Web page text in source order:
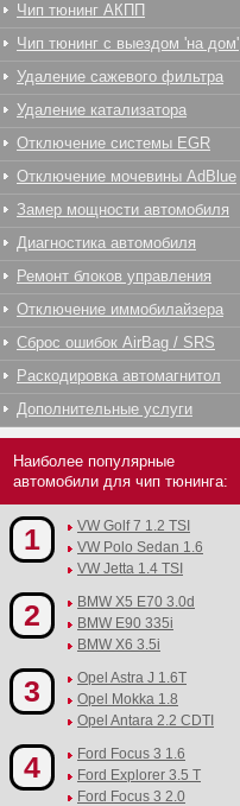
Чип тюнинг АКПП
Чип тюнинг с выездом 'на дом'
Удаление сажевого фильтра
Удаление катализатора
Отключение системы EGR
Отключение мочевины AdBlue
Замер мощности автомобиля
Диагностика автомобиля
Ремонт блоков управления
Отключение иммобилайзера
Сброс ошибок AirBag / SRS
Раскодировка автомагнитол
Дополнительные услуги
Наиболее популярные
автомобили для чип тюнинга:
1
VW Golf 7 1.2 TSI
VW Polo Sedan 1.6
VW Jetta 1.4 TSI
2
BMW X5 E70 3.0d
BMW E90 335i
BMW X6 3.5i
3
Opel Astra J 1.6T
Opel Mokka 1.8
Opel Antara 2.2 CDTI
4
Ford Focus 3 1.6
Ford Explorer 3.5 T
Ford Focus 3 2.0